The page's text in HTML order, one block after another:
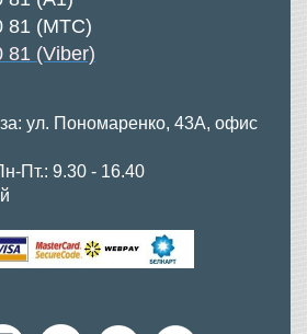
81 (МТС)
81 (Viber)
ул. Пономаренко, 43А, офис
Пт.: 9.30 - 16.40